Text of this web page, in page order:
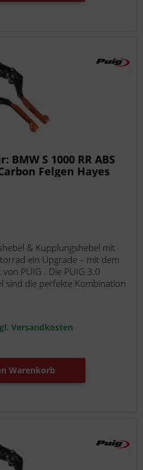
BMW S 1000 RR ABS
Felgen Hayes
& Kupplungshebel mit
ein Upgrade – mit dem
PUIG . Die PUIG 3.0
sind die perfekte Kombination
Versandkosten
Warenkorb